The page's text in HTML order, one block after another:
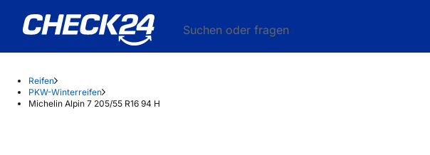
Suchen oder fragen
Reifen
PKW-Winterreifen
Michelin Alpin 7 205/55 R16 94 H